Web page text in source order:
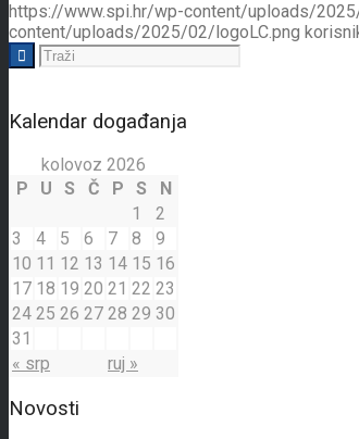
https://www.spi.hr/wp-content/uploads/
content/uploads/2025/02/logoLC.png
Kalendar događanja
kolovoz 2026
P
U S Č P S
N
1
2
3
4 5 6 7 8
9
10 11 12 13 14 15 16
17 18 19 20 21 22 23
24 25 26 27 28 29 30
31
« srp
ruj »
Novosti